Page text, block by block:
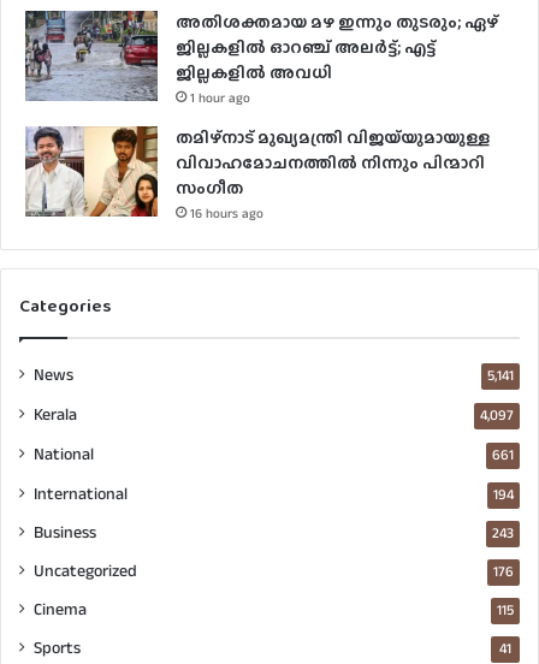
അതിശക്തമായ മഴ ഇന്നും തുടരും; ഏഴ്
ജില്ലകളിൽ ഓറഞ്ച് അലർട്ട്; എട്ട്
ജില്ലകളിൽ അവധി
1 hour ago
തമിഴ്നാട് മുഖ്യമന്ത്രി വിജയ്‌യുമായുള്ള
വിവാഹമോചനത്തിൽ നിന്നും പിന്മാറി
സം​ഗീത
16 hours ago
Categories
News 5,141
Kerala 4,097
National 661
International 194
Business 243
Uncategorized 176
Cinema 115
Sports 41